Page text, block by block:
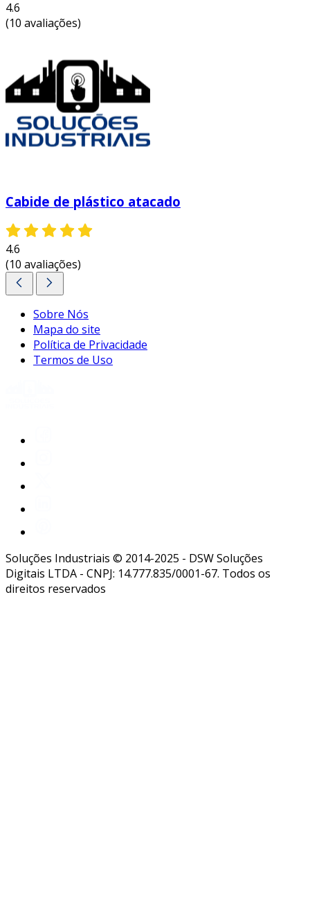
4.6
(10 avaliações)
Cabide de plástico atacado
4.6
(10 avaliações)
Sobre Nós
Mapa do site
Política de Privacidade
Termos de Uso
Soluções Industriais © 2014-2025 - DSW Soluções
Digitais LTDA - CNPJ: 14.777.835/0001-67. Todos os
direitos reservados